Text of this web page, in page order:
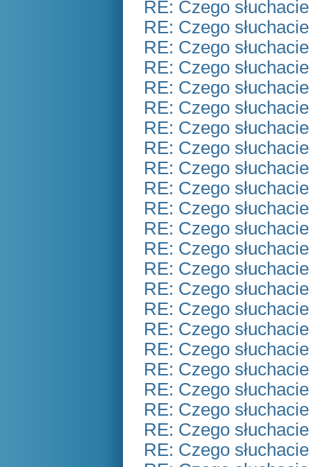
RE: Czego
RE: Czego
RE: Czego
RE: Czego
RE: Czego
RE: Czego
RE: Czego
RE: Czego
RE: Czego
RE: Czego
RE: Czego
RE: Czego
RE: Czego
RE: Czego
RE: Czego
RE: Czego
RE: Czego
RE: Czego
RE: Czego
RE: Czego
RE: Czego
RE: Czego
RE: Czego